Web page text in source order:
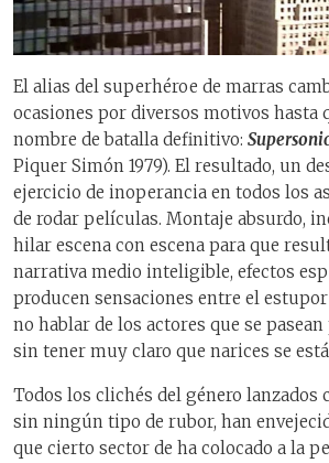
El alias del superhéroe de marras
ocasiones por diversos motivos hasta
nombre de batalla definitivo:
Piquer Simón 1979). El resultado, un
ejercicio de inoperancia en todos los
de rodar películas. Montaje absurdo,
hilar escena con escena para que
narrativa medio inteligible, efectos
producen sensaciones entre el
no hablar de los actores que se
sin tener muy claro que narices se
Todos los clichés del género lanzados
sin ningún tipo de rubor, han
que cierto sector de ha colocado a la